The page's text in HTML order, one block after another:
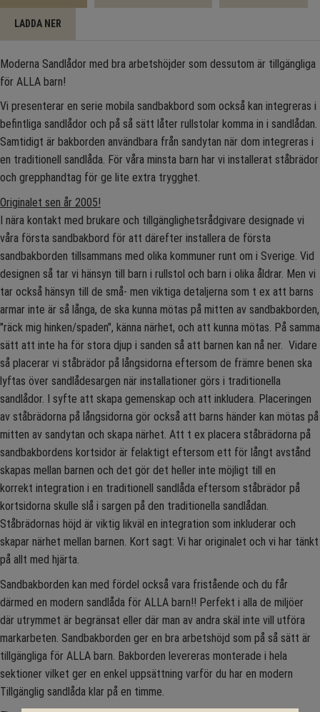
LADDA NER
Moderna Sandlådor med bra arbetshöjder som dessutom är tillgängliga
för ALLA barn!
Vi presenterar en serie mobila sandbakbord som också kan integreras i
befintliga sandlådor och på så sätt låter rullstolar komma in i sandlådan.
Samtidigt är bakborden användbara från sandytan när dom integreras i
en traditionell sandlåda. För våra minsta barn har vi installerat ståbrädor
och grepphandtag för ge lite extra trygghet.
Originalet sen år 2005!
I nära kontakt med brukare och tillgänglighetsrådgivare designade vi
våra första sandbakbord för att därefter installera de första
sandbakborden tillsammans med olika kommuner runt om i Sverige. Vid
designen så tar vi hänsyn till barn i rullstol och barn i olika åldrar. Men vi
tar också hänsyn till de små- men viktiga detaljerna som t ex att barns
armar inte är så långa, de ska kunna mötas på mitten av sandbakborden,
"räck mig hinken/spaden", känna närhet, och att kunna mötas. På samma
sätt att inte ha för stora djup i sanden så att barnen kan nå ner. Vidare
så placerar vi ståbrädor på långsidorna eftersom de främre benen ska
lyftas över sandlådesargen när installationer görs i traditionella
sandlådor. I syfte att skapa gemenskap och att inkludera. Placeringen
av ståbrädorna på långsidorna gör också att barns händer kan mötas på
mitten av sandytan och skapa närhet. Att t ex placera ståbrädorna på
sandbakbordens kortsidor är felaktigt eftersom ett för långt avstånd
skapas mellan barnen och det gör det heller inte möjligt till en
korrekt integration i en traditionell sandlåda eftersom ståbrädor på
kortsidorna skulle slå i sargen på den traditionella sandlådan.
Ståbrädornas höjd är viktig likväl en integration som inkluderar och
skapar närhet mellan barnen. Kort sagt: Vi har originalet och vi har tänkt
på allt med hjärta.
Sandbakborden kan med fördel också vara fristående och du får
därmed en modern sandlåda för ALLA barn!! Perfekt i alla de miljöer
där utrymmet är begränsat eller där man av andra skäl inte vill utföra
markarbeten. Sandbakborden ger en bra arbetshöjd som på så sätt är
tillgängliga för ALLA barn. Bakborden levereras monterade i hela
sektioner vilket ger en enkel uppsättning varför du har en modern
Tillgänglig sandlåda klar på en timme.